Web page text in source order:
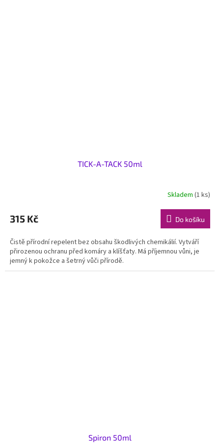
TICK-A-TACK 50ml
Skladem (1 ks)
315 Kč Do košíku
Čistě přírodní repelent bez obsahu škodlivých chemikálií. Vytváří
přirozenou ochranu před komáry a klíšťaty. Má příjemnou vůni, je
jemný k pokožce a šetrný vůči přírodě.
Spiron 50ml